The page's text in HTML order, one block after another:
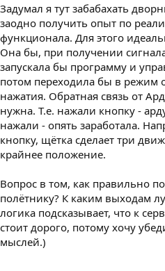
Задумал я тут забабахать
заодно получить опыт по
функционала. Для этого
Она бы, при получении
запускала бы программу и
потом переходила бы в режим
нажатия. Обратная связь от
нужна. Т.е. нажали кнопку -
нажали - опять заработала.
кнопку, щётка сделает три
крайнее положение.
Вопрос в том, как правильно
полётнику? К каким выходам
логика подсказывает, что к
стоит дорого, потому хочу
мыслей.)